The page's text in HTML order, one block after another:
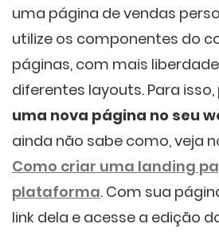
uma página de vendas
utilize os componentes do
páginas, com mais
diferentes layouts. Para
uma nova página no seu
ainda não sabe como, veja
Como criar uma landing
plataforma. Com sua
link dela e acesse a edição